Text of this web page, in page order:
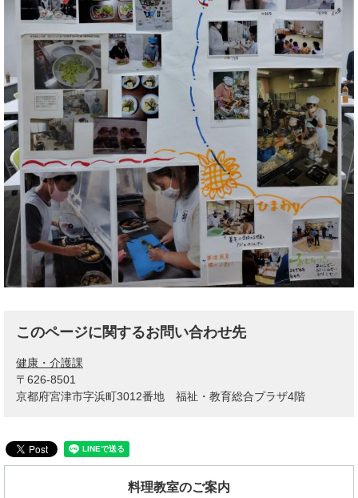
このページに関するお問い合わせ先
健康・介護課
〒626-8501
京都府宮津市字浜町3012番地 福祉・教育総合プラザ4階
料理教室のご案内